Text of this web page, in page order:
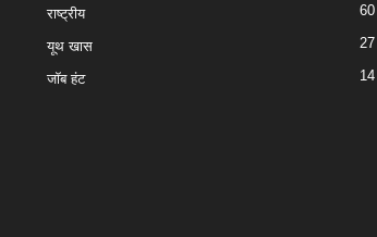
राष्ट्रीय 60
यूथ खास 27
जॉब हंट 14